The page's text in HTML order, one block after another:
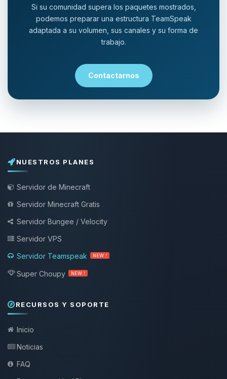
Si su comunidad supera los paquetes mostrados,
podemos preparar una estructura TeamSpeak
adaptada a su volumen, sus canales y su forma de
trabajo.
Contactarnos
NUESTROS PLANES
Servidor de Minecraft
Servidor Minecraft Gratis
Servidor Bungee / Velocity
Servidor VPS
Servidor Teamspeak
NEW !
Super Choupy NEW !
RECURSOS Y SOPORTE
Inicio
Noticias
FAQ